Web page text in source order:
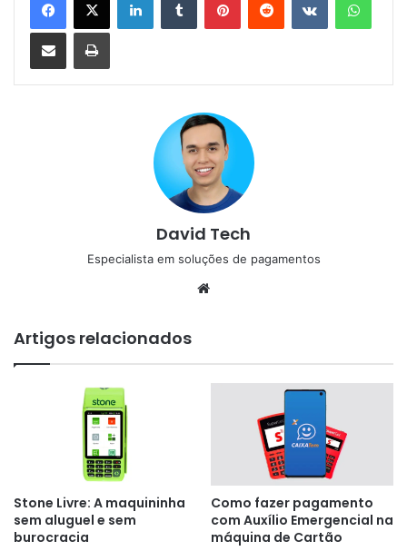
Compartilhar via e-mail Imprimir
David Tech
Especialista em soluções de pagamentos
Artigos relacionados
Stone Livre: A maquininha
sem aluguel e sem
burocracia
Como fazer pagamento
com Auxílio Emergencial na
máquina de Cartão